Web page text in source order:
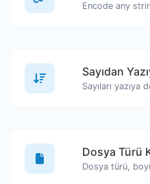
Sayıları yazıya
Dosya Türü